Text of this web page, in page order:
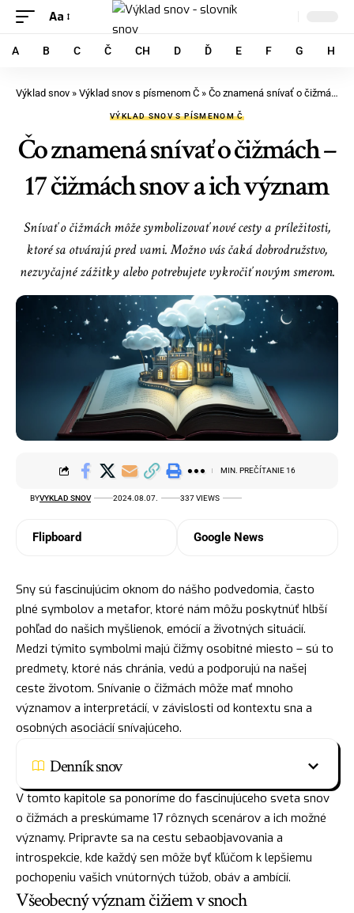
Aa
A B C Č CH D Ď E F G H
Výklad snov » Výklad snov s písmenom Č » Čo znamená snívať o čižmách – 17 čižmách snov a ich význam
VÝKLAD SNOV S PÍSMENOM Č
Čo znamená snívať o čižmách –
17 čižmách snov a ich význam
Snívať o čižmách môže symbolizovať nové cesty a príležitosti,
ktoré sa otvárajú pred vami. Možno vás čaká dobrodružstvo,
nezvyčajné zážitky alebo potrebujete vykročiť novým smerom.
BYVYKLAD SNOV 2024.08.07. 337 VIEWS
MIN. PREČÍTANIE 16
Flipboard Google News
Sny sú fascinujúcim oknom do nášho podvedomia, často
plné symbolov a metafor, ktoré nám môžu poskytnúť hlbší
pohľad do našich myšlienok, emócií a životných situácií.
Medzi týmito symbolmi majú čižmy osobitné miesto – sú to
predmety, ktoré nás chránia, vedú a podporujú na našej
ceste životom. Snívanie o čižmách môže mať mnoho
významov a interpretácií, v závislosti od kontextu sna a
osobných asociácií snívajúceho.
Denník snov
V tomto kapitole sa ponoríme do fascinujúceho sveta snov
o čižmách a preskúmame 17 rôznych scenárov a ich možné
významy. Pripravte sa na cestu sebaobjavovania a
introspekcie, kde každý sen môže byť kľúčom k lepšiemu
pochopeniu vašich vnútorných túžob, obáv a ambícií.
Všeobecný význam čižiem v snoch